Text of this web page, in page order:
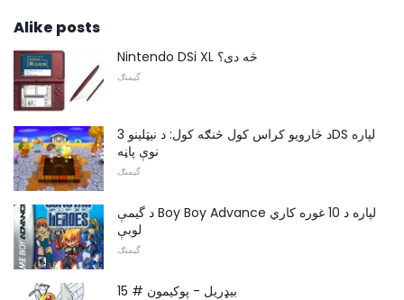
Alike posts
Nintendo DSi XL څه دی؟
گیمنګ
د څارويو کراس کول څنګه کول: د نيټلينو 3DS لپاره
نوې پاڼه
گیمنګ
د گیمې Boy Boy Advance لپاره د 10 غوره کاري
لوبې
گیمنګ
بیډریل - پوکیمون # 15